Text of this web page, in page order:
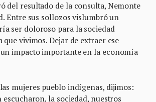
del resultado de la consulta, Nemonte
Entre sus sollozos vislumbró un
ser doloroso para la sociedad
que vivimos. Dejar de extraer ese
impacto importante en la economía
mujeres pueblo indígenas, dijimos:
la sociedad, nuestros